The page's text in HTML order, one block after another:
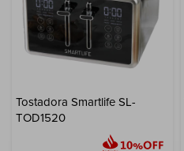
Tostadora Smartlife SL-
TOD1520